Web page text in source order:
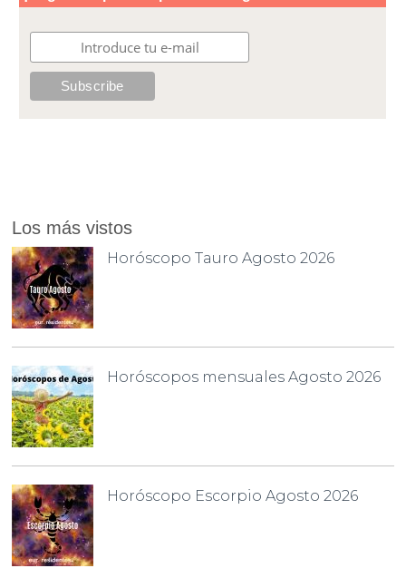
Los más vistos
Horóscopo Tauro Agosto 2026
Horóscopos mensuales Agosto 2026
Horóscopo Escorpio Agosto 2026